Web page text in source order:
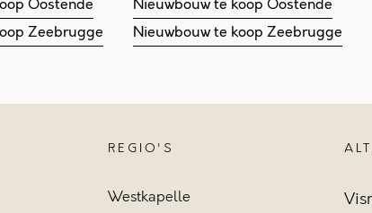
Oostende
Zeebrugge
Nieuwbouw te koop Oostende
Nieuwbouw te koop Zeebrugge
REGIO'S
Westkapelle